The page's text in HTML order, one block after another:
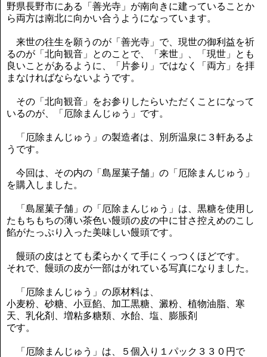
野県長野市にある「善光寺」が南向きに建っていることか
ら両方は南北に向かい合うようになっています。
来世の往生を願うのが「善光寺」で、現世の御利益を祈
るのが「北向観音」とのことで、「来世」、「現世」とも
良いことがあるように、「片参り」ではなく「両方」を拝
まなければならないようです。
その「北向観音」をお参りしたらいただくことになって
いるのが、「厄除まんじゅう」です。
「厄除まんじゅう」の製造者は、別所温泉に３軒あるよ
うです。
今回は、その内の「島屋菓子舗」の「厄除まんじゅう」
を購入しました。
「島屋菓子舗」の「厄除まんじゅう」は、黒糖を使用し
たもちもちの薄い茶色い饅頭の皮の中に甘さ控えめのこし
餡がたっぷり入った美味しい饅頭です。
饅頭の皮はとても柔らかくて手にくっつくほどです。
それで、饅頭の皮が一部はがれている写真になりました。
「厄除まんじゅう」の原材料は、
小麦粉、砂糖、小豆餡、加工黒糖、澱粉、植物油脂、寒
天、乳化剤、増粘多糖類、水飴、塩、膨脹剤
です。
「厄除まんじゅう」は、５個入り１パック３３０円で